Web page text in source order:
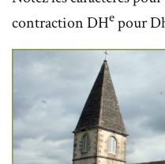
contraction DHepour